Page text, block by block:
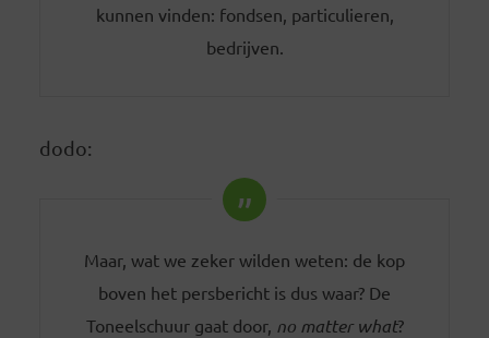
kunnen vinden: fondsen, particulieren,
bedrijven.
dodo:
Maar, wat we zeker wilden weten: de kop
boven het persbericht is dus waar? De
Toneelschuur gaat door, no matter what?